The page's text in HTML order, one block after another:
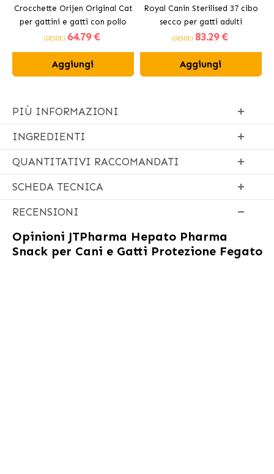
Crocchette Orijen Original Cat
per gattini e gatti con pollo
(DESDE) 64.79 €
Aggiungi
Royal Canin Sterilised 37 cibo
secco per gatti adulti
sterilizzati
(DESDE) 83.29 €
Aggiungi
PIÙ INFORMAZIONI
INGREDIENTI
QUANTITATIVI RACCOMANDATI
SCHEDA TECNICA
RECENSIONI
Opinioni JTPharma Hepato Pharma
Snack per Cani e Gatti Protezione Fegato